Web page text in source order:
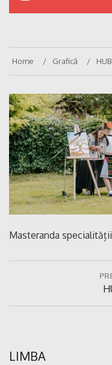
Home Grafică
Masteranda
LIMBA